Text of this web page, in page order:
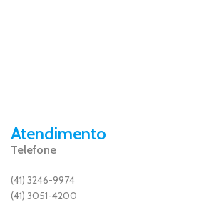
Atendimento
Telefone
(41) 3246-9974
(41) 3051-4200